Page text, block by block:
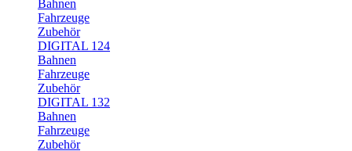
Bahnen
Fahrzeuge
Zubehör
DIGITAL 124
Bahnen
Fahrzeuge
Zubehör
DIGITAL 132
Bahnen
Fahrzeuge
Zubehör